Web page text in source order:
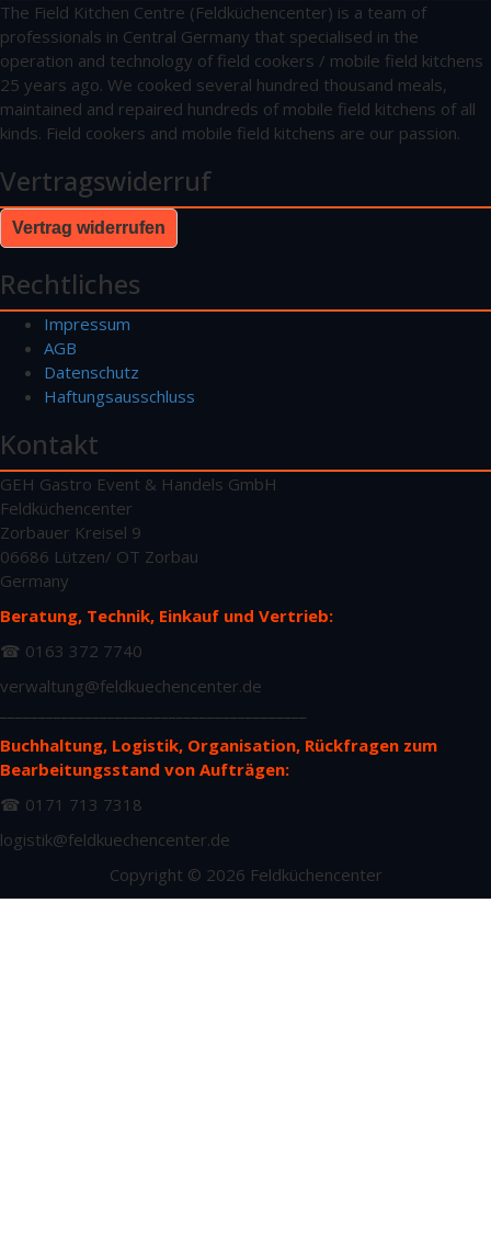
The Field Kitchen Centre (Feldküchencenter) is a team of
professionals in Central Germany that specialised in the
operation and technology of field cookers / mobile field kitchens
25 years ago. We cooked several hundred thousand meals,
maintained and repaired hundreds of mobile field kitchens of all
kinds. Field cookers and mobile field kitchens are our passion.
Vertragswiderruf
Vertrag widerrufen
Rechtliches
Impressum
AGB
Datenschutz
Haftungsausschluss
Kontakt
GEH Gastro Event & Handels GmbH
Feldküchencenter
Zorbauer Kreisel 9
06686 Lützen/ OT Zorbau
Germany
Beratung, Technik, Einkauf und Vertrieb:
☎ 0163 372 7740
verwaltung@feldkuechencenter.de
Buchhaltung, Logistik, Organisation, Rückfragen zum
Bearbeitungsstand von Aufträgen:
☎ 0171 713 7318
logistik@feldkuechencenter.de
Copyright © 2026 Feldküchencenter